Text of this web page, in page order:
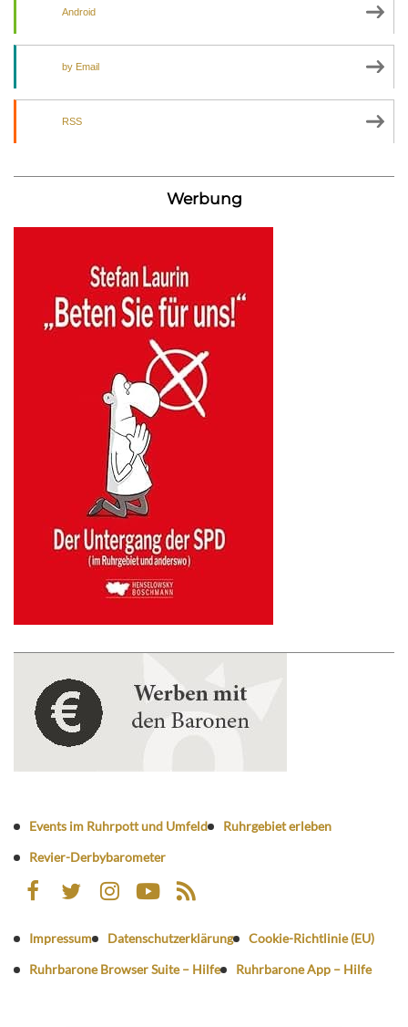
Android
by Email
RSS
Werbung
Events im Ruhrpott und Umfeld
Ruhrgebiet erleben
Revier-Derbybarometer
Impressum Datenschutzerklärung
Cookie-Richtlinie (EU)
Ruhrbarone Browser Suite – Hilfe
Ruhrbarone App – Hilfe